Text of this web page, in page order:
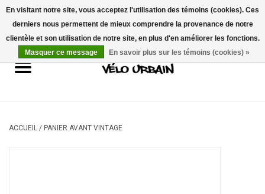
USD/CAD 0 Articles - 0,00$CA
Vélos neufs
Mécanique
ACCUEIL / PANIER AVANT VINTAGE
En visitant notre site, vous acceptez l'utilisation des témoins (cookies). Ces
derniers nous permettent de mieux comprendre la provenance de notre
clientèle et son utilisation de notre site, en plus d'en améliorer les fonctions.
Masquer ce message
En savoir plus sur les témoins (cookies) »